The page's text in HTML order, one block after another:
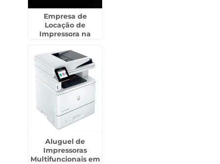
Empresa de
Locação de
Impressora na
Aluguel de
Impressoras
Multifuncionais em